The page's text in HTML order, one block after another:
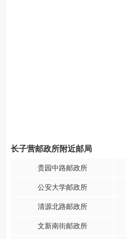
长子营邮政所附近邮局
贵园中路邮政所
公安大学邮政所
清源北路邮政所
文新南街邮政所